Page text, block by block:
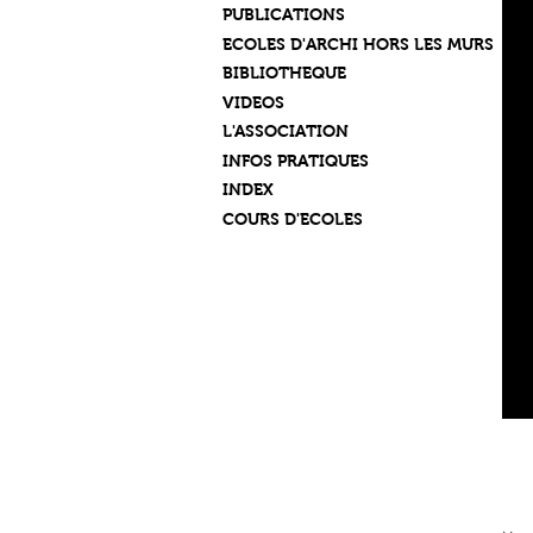
PUBLICATIONS
ECOLES D'ARCHI HORS LES MURS
BIBLIOTHEQUE
VIDEOS
L'ASSOCIATION
INFOS PRATIQUES
INDEX
COURS D'ECOLES